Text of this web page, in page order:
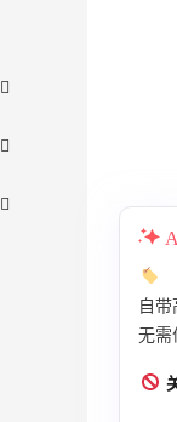
自
无需